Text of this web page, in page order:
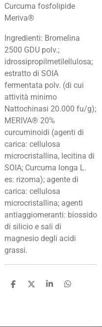
Curcuma fosfolipide
Meriva®
Ingredienti: Bromelina
2500 GDU polv.;
idrossipropilmetilellulosa;
estratto di SOIA
fermentata polv. (di cui
attività minimo
Nattochinasi 20.000 fu/g);
MERIVA® 20%
curcuminoidi (agenti di
carica: cellulosa
microcristallina, lecitina di
SOIA; Curcuma longa L.
es: rizoma); agente di
carica: cellulosa
microcristallina; agenti
antiaggiomeranti: biossido
di silicio e sali di
magnesio degli acidi
grassi.
C
C
C
C